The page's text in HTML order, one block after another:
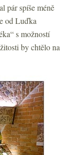
pár spíše méně
od Luďka
s možností
by chtělo na